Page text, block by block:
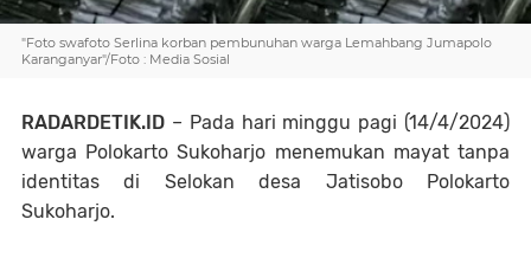
"Foto swafoto Serlina korban pembunuhan warga Lemahbang Jumapolo
Karanganyar"/Foto : Media Sosial
RADARDETIK.ID – Pada hari minggu pagi (14/4/2024)
warga Polokarto Sukoharjo menemukan mayat tanpa
identitas di Selokan desa Jatisobo Polokarto
Sukoharjo.